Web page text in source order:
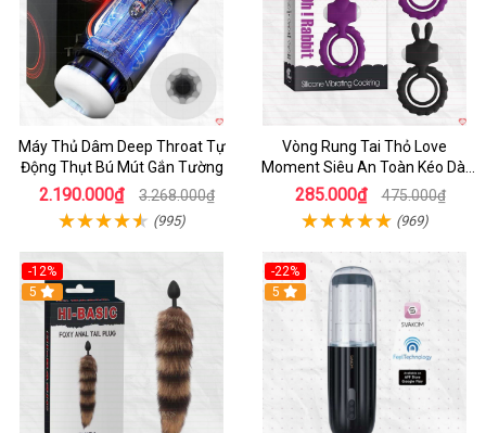
Máy Thủ Dâm Deep Throat Tự
Động Thụt Bú Mút Gắn Tường
2.190.000₫ 3.268.000₫
(995)
Vòng Rung Tai Thỏ Love
Moment Siêu An Toàn Kéo Dài
Thời Gian
285.000₫ 475.000₫
(969)
-12%
Hot
5
-22%
5